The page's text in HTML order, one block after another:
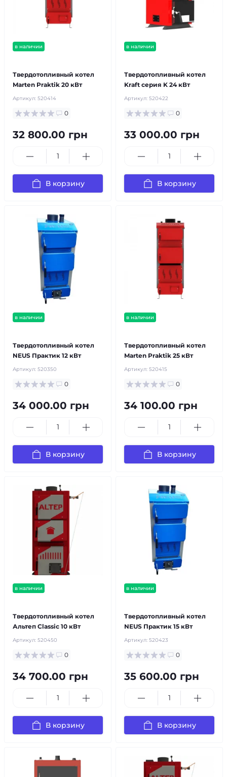
в наличии
Твердотопливный котел
Marten Praktik 20 кВт
Артикул: 520414
0
32 800.00 грн
В корзину
в наличии
Твердотопливный котел
Kraft серия K 24 кВт
Артикул: 520422
0
33 000.00 грн
В корзину
в наличии
Твердотопливный котел
NEUS Практик 12 кВт
Артикул: 520350
0
34 000.00 грн
В корзину
в наличии
Твердотопливный котел
Marten Praktik 25 кВт
Артикул: 520415
0
34 100.00 грн
В корзину
в наличии
Твердотопливный котел
Альтеп Classic 10 кВт
Артикул: 520450
0
34 700.00 грн
В корзину
в наличии
Твердотопливный котел
NEUS Практик 15 кВт
Артикул: 520423
0
35 600.00 грн
В корзину